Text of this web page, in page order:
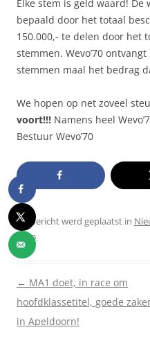
Elke stem is geld waard!
bepaald door het totaal
150.000,- te delen door het
stemmen. Wevo’70
stemmen maal het bedrag
We hopen op net zoveel
voort!!! Namens heel
Bestuur Wevo’70
Dit bericht werd geplaatst in
2019.
Berichtnavigatie
← MA1 doet, in race om
hoofdklassetitel, goede
in Apeldoorn!